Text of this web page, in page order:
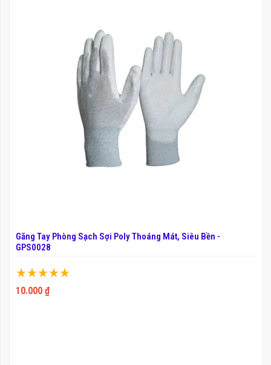
Găng Tay Phòng Sạch Sợi Poly Thoáng Mát, Siêu Bền -
GPS0028
Xếp hạng:
100%
10.000 ₫